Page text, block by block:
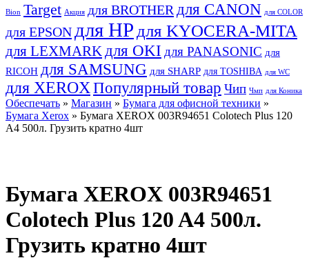
Bion Target Акция для BROTHER для CANON для COLOR
для EPSON для HP для KYOCERA-MITA
для LEXMARK для OKI для PANASONIC для
RICOH для SAMSUNG для SHARP для TOSHIBA для WC
для XEROX Популярный товар Чип Чмп для Коника
Обеспечать » Магазин » Бумага для офисной техники »
Бумага Xerox » Бумага XEROX 003R94651 Colotech Plus 120
A4 500л. Грузить кратно 4шт
Бумага XEROX 003R94651
Colotech Plus 120 A4 500л.
Грузить кратно 4шт